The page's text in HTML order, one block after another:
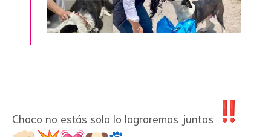
Choco no estás solo lo lograremos juntos